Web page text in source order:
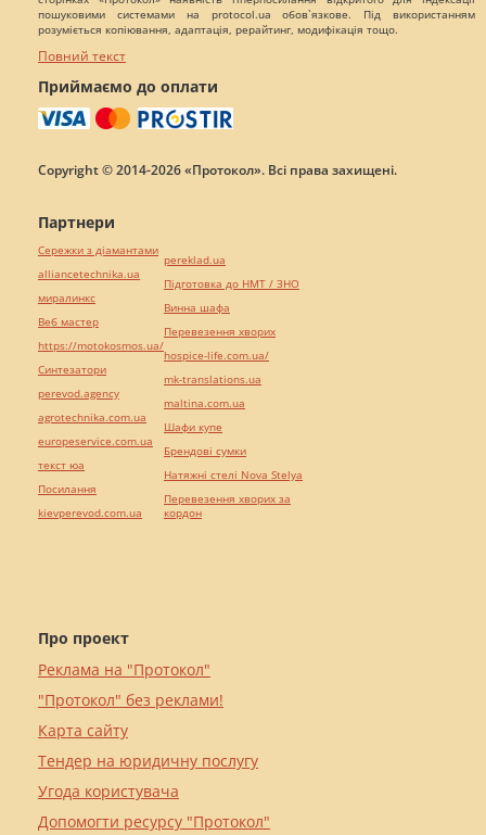
пошуковими системами на protocol.ua обов`язкове. Під використанням
розуміється копіювання, адаптація, рерайтинг, модифікація тощо.
Повний текст
Приймаємо до оплати
Copyright © 2014-2026 «Протокол». Всі права захищені.
Про проект
Реклама на "Протокол"
"Протокол" без реклами!
Карта сайту
Тендер на юридичну послугу
Угода користувача
Допомогти ресурсу "Протокол"
Партнери
Сережки з діамантами
alliancetechnika.ua
миралинкс
Веб мастер
https://motokosmos.ua/
Синтезатори
perevod.agency
agrotechnika.com.ua
europeservice.com.ua
текст юа
Посилання
kievperevod.com.ua
pereklad.ua
Підготовка до НМТ / ЗНО
Винна шафа
Перевезення хворих
hospice-life.com.ua/
mk-translations.ua
maltina.com.ua
Шафи купе
Брендові сумки
Натяжні стелі Nova Stelya
Перевезення хворих за
кордон